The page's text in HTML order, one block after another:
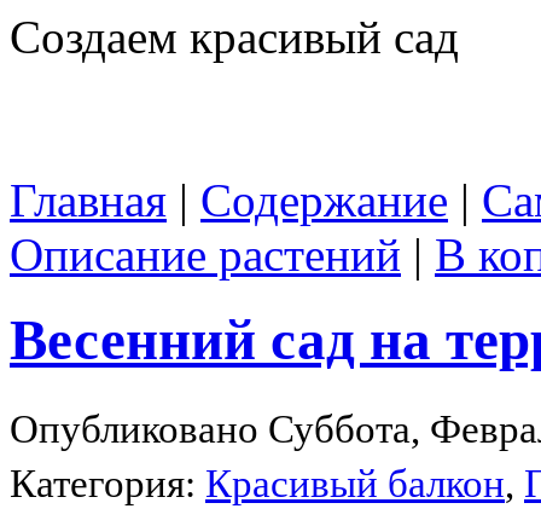
Создаем красивый сад
Главная | Содержание |
Описание растений | В
Весенний сад на
Опубликовано Суббота,
Категория: Красивый балкон,